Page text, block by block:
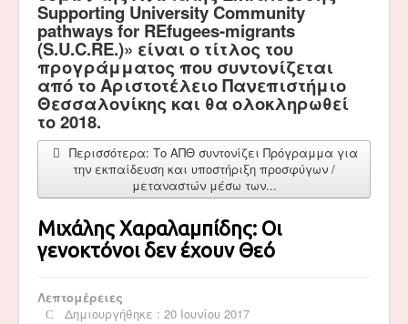
Supporting University Community
pathways for REfugees-migrants
(S.U.C.RE.)» είναι ο τίτλος του
προγράμματος που συντονίζεται
από το Αριστοτέλειο Πανεπιστήμιο
Θεσσαλονίκης και θα ολοκληρωθεί
το 2018.
Περισσότερα: Το ΑΠΘ συντονίζει Πρόγραμμα για
την εκπαίδευση και υποστήριξη προσφύγων /
μεταναστών μέσω των...
Μιχάλης Χαραλαμπίδης: Οι
γενοκτόνοι δεν έχουν Θεό
Λεπτομέρειες
Δημιουργήθηκε : 20 Ιουνίου 2017